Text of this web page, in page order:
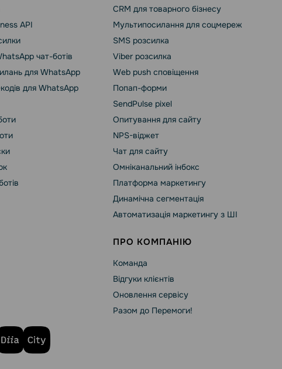
API
чат-ботів
для WhatsApp
для WhatsApp
CRM для товарного бізнесу
Мультипосилання для соцмереж
SMS розсилка
Viber розсилка
Web push сповіщення
Попап-форми
SendPulse pixel
Опитування для сайту
NPS-віджет
Чат для сайту
Омніканальний інбокс
Платформа маркетингу
Динамічна сегментація
Автоматизація маркетингу з ШІ
ПРО КОМПАНІЮ
Команда
Відгуки клієнтів
Оновлення сервісу
Разом до Перемоги!